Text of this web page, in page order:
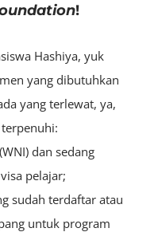
!
Hashiya, yuk
yang dibutuhkan
yang terlewat, ya,
dan sedang
pelajar;
sudah terdaftar atau
untuk program